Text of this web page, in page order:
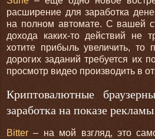
расширение для заработка
на полном автомате. С вашей
дохода каких-то действий не
хотите прибыль увеличить, то
дорогих заданий требуется их
просмотр видео производить в
Криптовалютные
заработка на показе рекламы
Bitter – на мой взгляд, это